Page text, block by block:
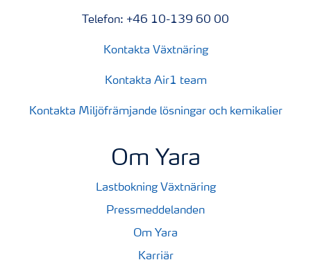
Telefon: +46 10-139 60 00
Kontakta Växtnäring
Kontakta Air1 team
Kontakta Miljöfrämjande lösningar och kemikalier
Om Yara
Lastbokning Växtnäring
Pressmeddelanden
Om Yara
Karriär